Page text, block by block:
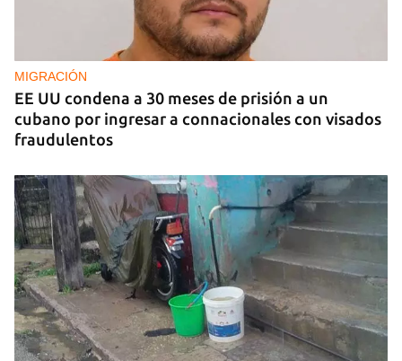
MIGRACIÓN
EE UU condena a 30 meses de prisión a un
cubano por ingresar a connacionales con visados
fraudulentos